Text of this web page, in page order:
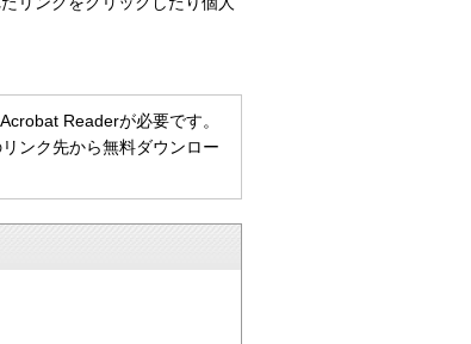
Readerが必要です。
ンク先から無料ダウンロー